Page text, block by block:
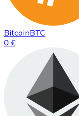
BitcoinBTC
0 €